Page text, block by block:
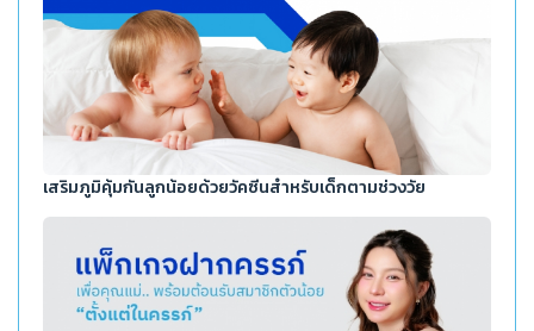
เสริมภูมิคุ้มกันลูกน้อยด้วยวัคซีนสำหรับเด็กตามช่วงวัย